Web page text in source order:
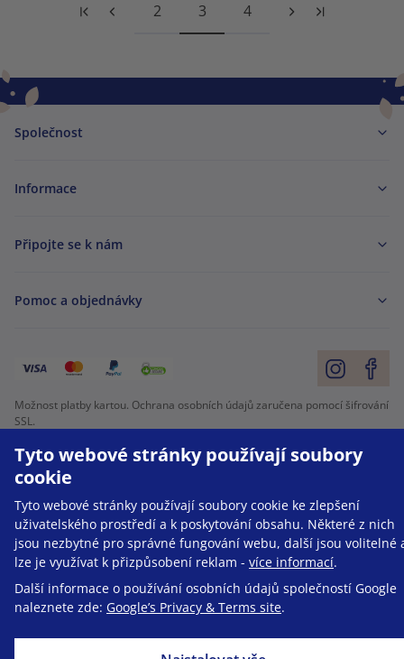
Tyto webové stránky používají soubory
cookie
Tyto webové stránky používají soubory cookie ke zlepšení
uživatelského prostředí a k poskytování obsahu. Některé z nich
jsou nezbytné pro správné fungování webu, další jsou volitelné
lze je využívat k přizpůsobení reklam - více informací.
Další informace o používání osobních údajů společností Google
naleznete zde: Google’s Privacy & Terms site.
2 3 4
Společnost
Informace
Připojte se k nám
Pomoc a objednávky
Možnost platby kartou. Ochrana osobních údajů zaručena pomocí šifrování
SSL.
Copyright © Be Healthy Group d.o.o. 2012 - 2026
Mapa stránek